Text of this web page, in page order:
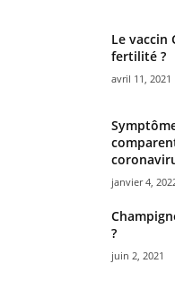
Le vaccin
fertilité ?
avril 11, 2021
janvier 4,
?
juin 2, 2021